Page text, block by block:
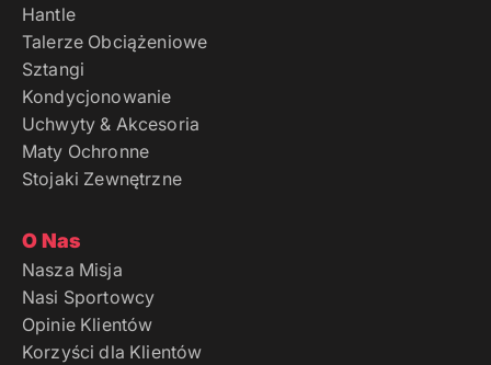
Hantle
Talerze Obciążeniowe
Sztangi
Kondycjonowanie
Uchwyty & Akcesoria
Maty Ochronne
Stojaki Zewnętrzne
O Nas
Nasza Misja
Nasi Sportowcy
Opinie Klientów
Korzyści dla Klientów